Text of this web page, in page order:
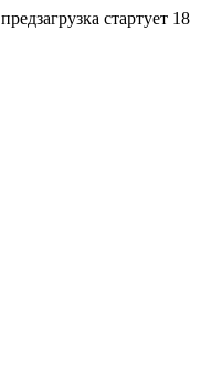
стартует 18